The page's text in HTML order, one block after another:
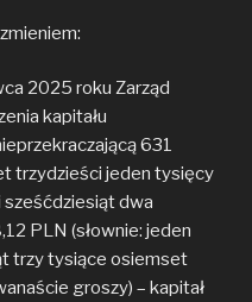
2025 roku Zarząd
kapitału
631
trzydzieści jeden tysięcy
dwa
PLN (słownie: jeden
trzy tysiące osiemset
groszy) – kapitał